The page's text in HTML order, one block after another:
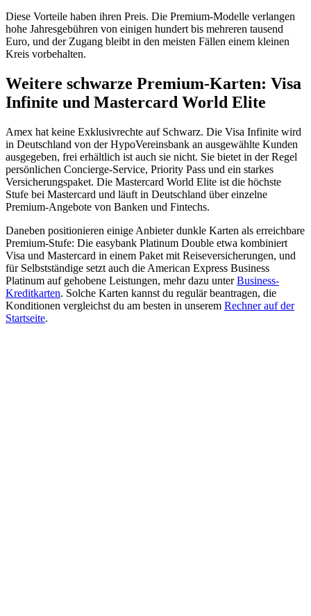
Diese Vorteile haben ihren Preis. Die Premium-Modelle verlangen
hohe Jahresgebühren von einigen hundert bis mehreren tausend
Euro, und der Zugang bleibt in den meisten Fällen einem kleinen
Kreis vorbehalten.
Weitere schwarze Premium-Karten: Visa
Infinite und Mastercard World Elite
Amex hat keine Exklusivrechte auf Schwarz. Die Visa Infinite wird
in Deutschland von der HypoVereinsbank an ausgewählte Kunden
ausgegeben, frei erhältlich ist auch sie nicht. Sie bietet in der Regel
persönlichen Concierge-Service, Priority Pass und ein starkes
Versicherungspaket. Die Mastercard World Elite ist die höchste
Stufe bei Mastercard und läuft in Deutschland über einzelne
Premium-Angebote von Banken und Fintechs.
Daneben positionieren einige Anbieter dunkle Karten als erreichbare
Premium-Stufe: Die easybank Platinum Double etwa kombiniert
Visa und Mastercard in einem Paket mit Reiseversicherungen, und
für Selbstständige setzt auch die American Express Business
Platinum auf gehobene Leistungen, mehr dazu unterBusiness-
Kreditkarten. Solche Karten kannst du regulär beantragen, die
Konditionen vergleichst du am besten in unserem Rechner auf der
Startseite.